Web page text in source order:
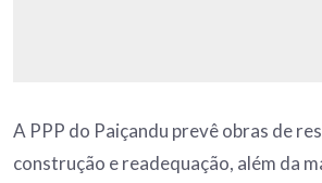
A PPP do Paiçandu prevê obras de
construção e readequação, além da